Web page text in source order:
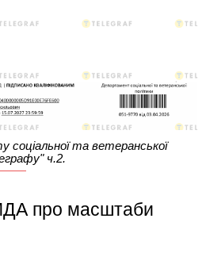
соціальної та ветеранської
ч.2.
про масштаби